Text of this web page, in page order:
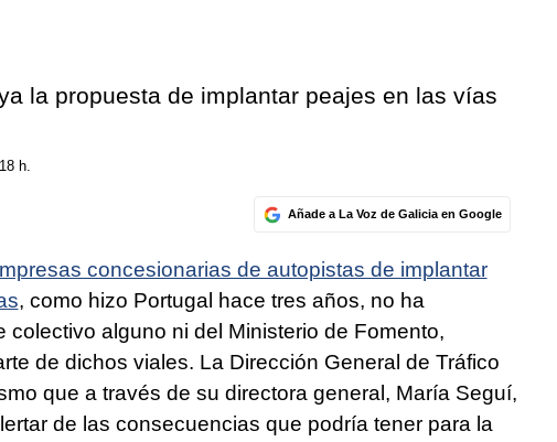
la propuesta de implantar peajes en las vías
h.
Añade a La Voz de Galicia en Google
concesionarias de autopistas de implantar
, como hizo Portugal hace tres años, no ha
colectivo alguno ni del Ministerio de Fomento,
de dichos viales. La Dirección General de Tráfico
que a través de su directora general, María Seguí,
de las consecuencias que podría tener para la